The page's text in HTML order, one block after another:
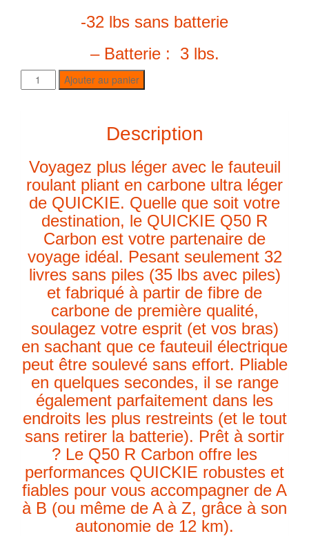
-32 lbs sans batterie
– Batterie : 3 lbs.
Ajouter au panier
Description
Voyagez plus léger avec le fauteuil
roulant pliant en carbone ultra léger
de QUICKIE. Quelle que soit votre
destination, le QUICKIE Q50 R
Carbon est votre partenaire de
voyage idéal. Pesant seulement 32
livres sans piles (35 lbs avec piles)
et fabriqué à partir de fibre de
carbone de première qualité,
soulagez votre esprit (et vos bras)
en sachant que ce fauteuil électrique
peut être soulevé sans effort. Pliable
en quelques secondes, il se range
également parfaitement dans les
endroits les plus restreints (et le tout
sans retirer la batterie). Prêt à sortir
? Le Q50 R Carbon offre les
performances QUICKIE robustes et
fiables pour vous accompagner de A
à B (ou même de A à Z, grâce à son
autonomie de 12 km).